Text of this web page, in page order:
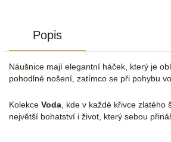
Popis
Náušnice mají elegantní háček, který je
pohodlné nošení, zatímco se při pohybu
Kolekce Voda , kde v každé křivce
největší bohatství i život, který sebou